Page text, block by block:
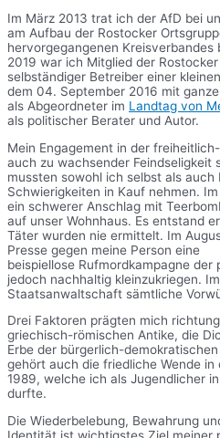
Im März 2013 trat ich der AfD bei
am Aufbau der Rostocker
hervorgegangenen Kreisverbandes
2019 war ich Mitglied der
selbständiger Betreiber einer
dem 04. September 2016 mit
als Abgeordneter im Landtag von
als politischer Berater und Autor.
Mein Engagement in der
auch zu wachsender Feindseligkeit
mussten sowohl ich selbst als
Schwierigkeiten in Kauf nehmen.
ein schwerer Anschlag mit
auf unser Wohnhaus. Es entstand
Täter wurden nie ermittelt. Im
Presse gegen meine Person eine
beispiellose Rufmordkampagne
jedoch nachhaltig kleinzukriegen.
Staatsanwaltschaft sämtliche
Drei Faktoren prägten mich
griechisch-römischen Antike, die
Erbe der bürgerlich-
gehört auch die friedliche Wende in
1989, welche ich als Jugendlicher
durfte.
Die Wiederbelebung, Bewahrung